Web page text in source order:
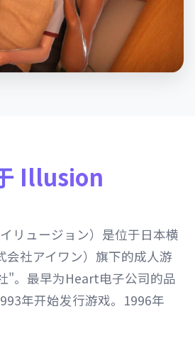
Illusion
イリュージョン）是位于日本横
会社アイワン）旗下的成人游
"。最早为Heart电子公司的品
年开始发行游戏。1996年